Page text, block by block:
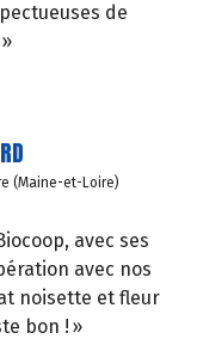
de
(Maine-et-Loire)
avec ses
avec nos
noisette et fleur
bon ! »